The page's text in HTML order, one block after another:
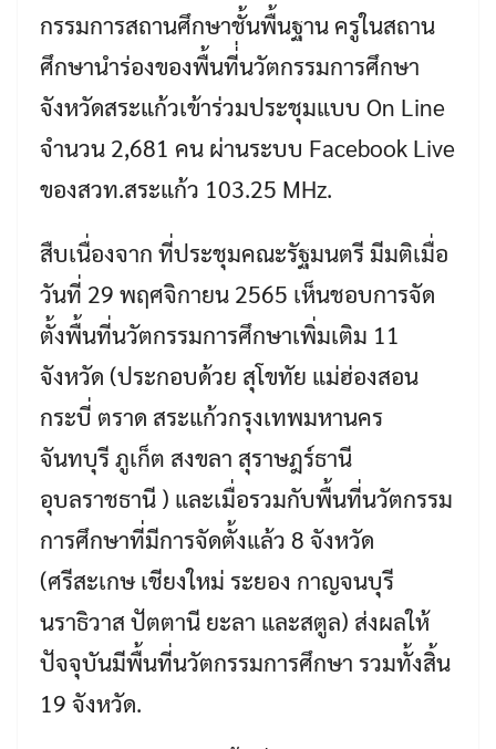
กรรมการสถานศึกษาชั้นพื้นฐาน ครูในสถาน
ศึกษานำร่องของพื้นที่่นวัตกรรมการศึกษา
จังหวัดสระแก้วเข้าร่วมประชุมแบบ On Line
จำนวน 2,681 คน ผ่านระบบ Facebook Live
ของสวท.สระแก้ว 103.25 MHz.
สืบเนื่องจาก ที่ประชุมคณะรัฐมนตรี มีมติเมื่อ
วันที่ 29 พฤศจิกายน 2565 เห็นชอบการจัด
ตั้งพื้นที่นวัตกรรมการศึกษาเพิ่มเติม 11
จังหวัด (ประกอบด้วย สุโขทัย แม่ฮ่องสอน
กระบี่ ตราด สระแก้วกรุงเทพมหานคร
จันทบุรี ภูเก็ต สงขลา สุราษฎร์ธานี
อุบลราชธานี ) และเมื่อรวมกับพื้นที่นวัตกรรม
การศึกษาที่มีการจัดตั้งแล้ว 8 จังหวัด
(ศรีสะเกษ เชียงใหม่ ระยอง กาญจนบุรี
นราธิวาส ปัตตานี ยะลา และสตูล) ส่งผลให้
ปัจจุบันมีพื้นที่นวัตกรรมการศึกษา รวมทั้งสิ้น
19 จังหวัด.